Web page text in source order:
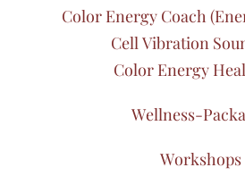
Color Energy Coach
Cell Vibration
Color Energy
Wellness-
Workshops